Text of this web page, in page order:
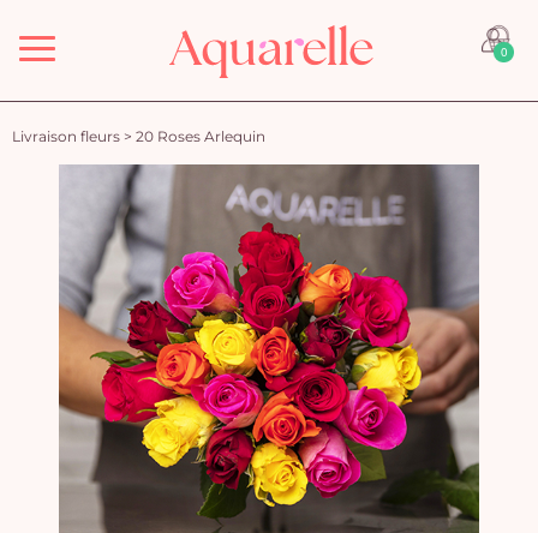
Menu 0
Livraison fleurs > 20 Roses Arlequin